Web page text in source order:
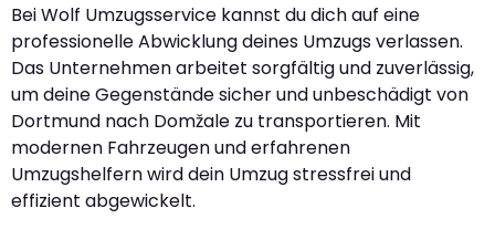
Bei Wolf Umzugsservice kannst du dich auf eine
professionelle Abwicklung deines Umzugs verlassen.
Das Unternehmen arbeitet sorgfältig und zuverlässig,
um deine Gegenstände sicher und unbeschädigt von
Dortmund nach Domžale zu transportieren. Mit
modernen Fahrzeugen und erfahrenen
Umzugshelfern wird dein Umzug stressfrei und
effizient abgewickelt.